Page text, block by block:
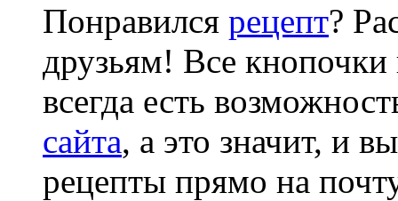
Понравился рецепт?
друзьям! Все кнопочки
всегда есть
сайта, а это значит, и
рецепты прямо на